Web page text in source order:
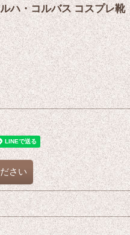
ハ・コルバス コスプレ靴
さい